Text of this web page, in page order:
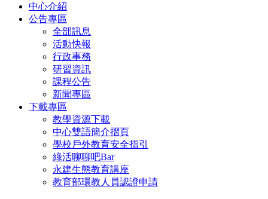
中心介紹
公告專區
全部訊息
活動快報
行政事務
研習資訊
課程公告
新聞專區
下載專區
教學資源下載
中心雙語簡介摺頁
學校戶外教育安全指引
綠活聊聊吧Bar
永建生態教育講座
教育部環教人員認證申請